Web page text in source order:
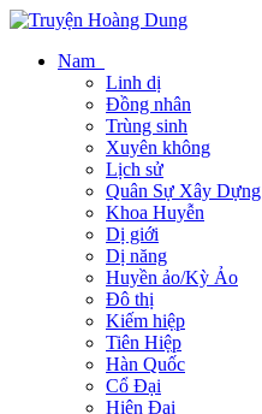
Nam
Linh dị
Đồng nhân
Trùng sinh
Xuyên không
Lịch sử
Quân Sự Xây Dựng
Khoa Huyễn
Dị giới
Dị năng
Huyền ảo/Kỳ Ảo
Đô thị
Kiếm hiệp
Tiên Hiệp
Hàn Quốc
Cổ Đại
Hiện Đại